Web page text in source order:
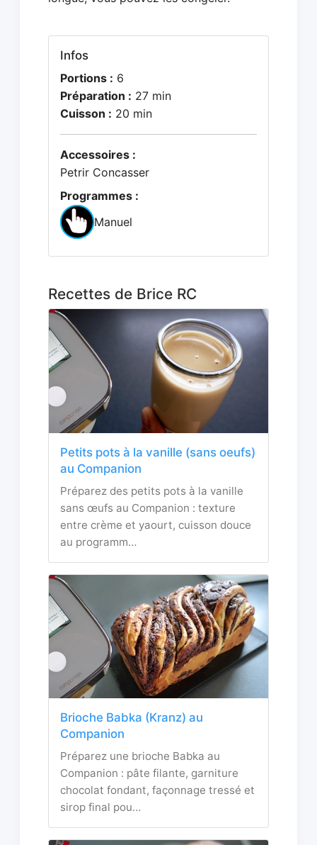
Infos
Portions : 6
Préparation : 27 min
Cuisson : 20 min
Accessoires :
Petrir Concasser
Programmes :
Manuel
Recettes de Brice RC
Petits pots à la vanille (sans oeufs)
au Companion
Préparez des petits pots à la vanille
sans œufs au Companion : texture
entre crème et yaourt, cuisson douce
au programm…
Brioche Babka (Kranz) au
Companion
Préparez une brioche Babka au
Companion : pâte filante, garniture
chocolat fondant, façonnage tressé et
sirop final pou…